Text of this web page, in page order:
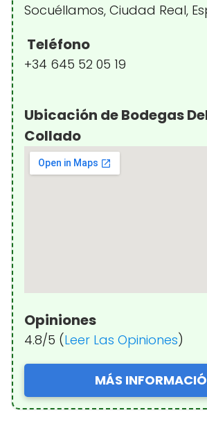
Socuéllamos, Ciudad Real,
Teléfono
+34 645 52 05 19
Ubicación de Bodegas
Collado
Opiniones
4.8/5 (Leer Las Opiniones)
MÁS